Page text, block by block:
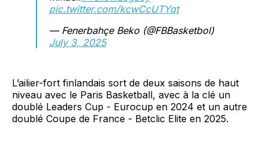
pic.twitter.com/kcwCcUTYqt
— Fenerbahçe Beko (@FBBasketbol)
July 3, 2025
L’ailier-fort finlandais sort de deux saisons de haut
niveau avec le Paris Basketball, avec à la clé un
doublé Leaders Cup - Eurocup en 2024 et un autre
doublé Coupe de France - Betclic Elite en 2025.